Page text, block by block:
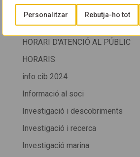
Personalitzar Rebutja-ho tot
HORARI CIB + SALÓ DE LA
DE CORNELLÀ
HORARI D'ATENCIÓ AL PÚBLIC
HORARIS
info cib 2024
Informació al soci
Investigació i descobriments
Investigació i recerca
Investigació marina